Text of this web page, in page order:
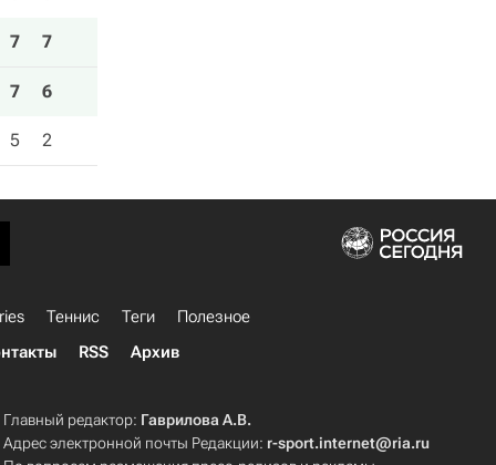
7 7
7 6
5 2
Теннис Теги
Полезное
RSS Архив
Главный редактор: Гаврилова А.В.
Адрес электронной почты Редакции: r-sport.internet@ria.ru